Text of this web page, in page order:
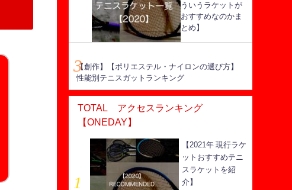
ういうラケットが
おすすめなのかま
とめ】
【創作】【ポリエステル・ナイロンの選び方】
性能別テニスガットランキング
TOTAL アクセスランキング
【ONEDAY】
【2021年 現行ラケ
ットおすすめテニ
スラケットを紹
介】